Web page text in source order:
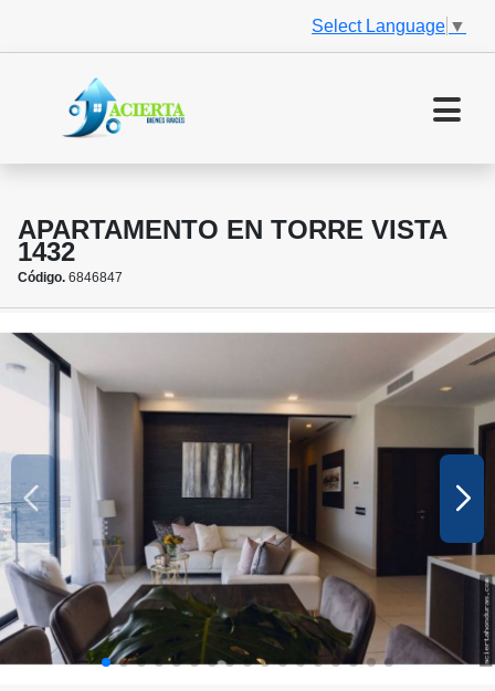
Select Language ▼
APARTAMENTO EN TORRE VISTA
1432
Código. 6846847